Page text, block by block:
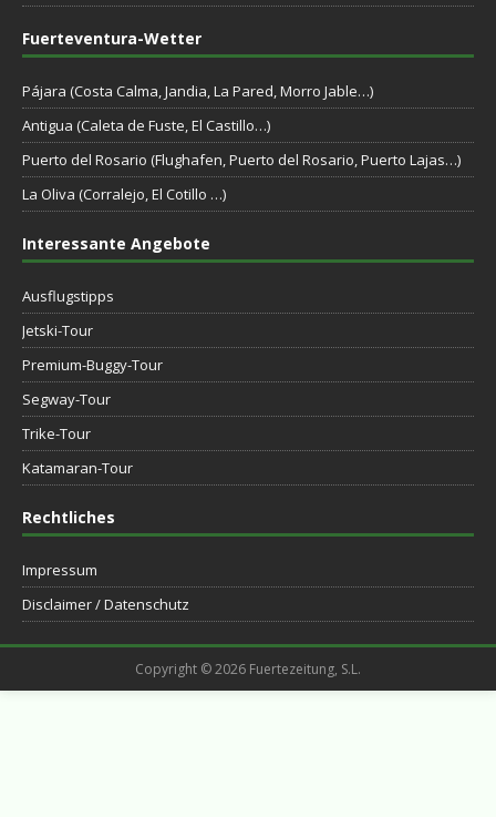
Fuerteventura-Wetter
Pájara (Costa Calma, Jandia, La Pared, Morro Jable…)
Antigua (Caleta de Fuste, El Castillo…)
Puerto del Rosario (Flughafen, Puerto del Rosario, Puerto Lajas…)
La Oliva (Corralejo, El Cotillo …)
Interessante Angebote
Ausflugstipps
Jetski-Tour
Premium-Buggy-Tour
Segway-Tour
Trike-Tour
Katamaran-Tour
Rechtliches
Impressum
Disclaimer / Datenschutz
Copyright © 2026 Fuertezeitung, S.L.